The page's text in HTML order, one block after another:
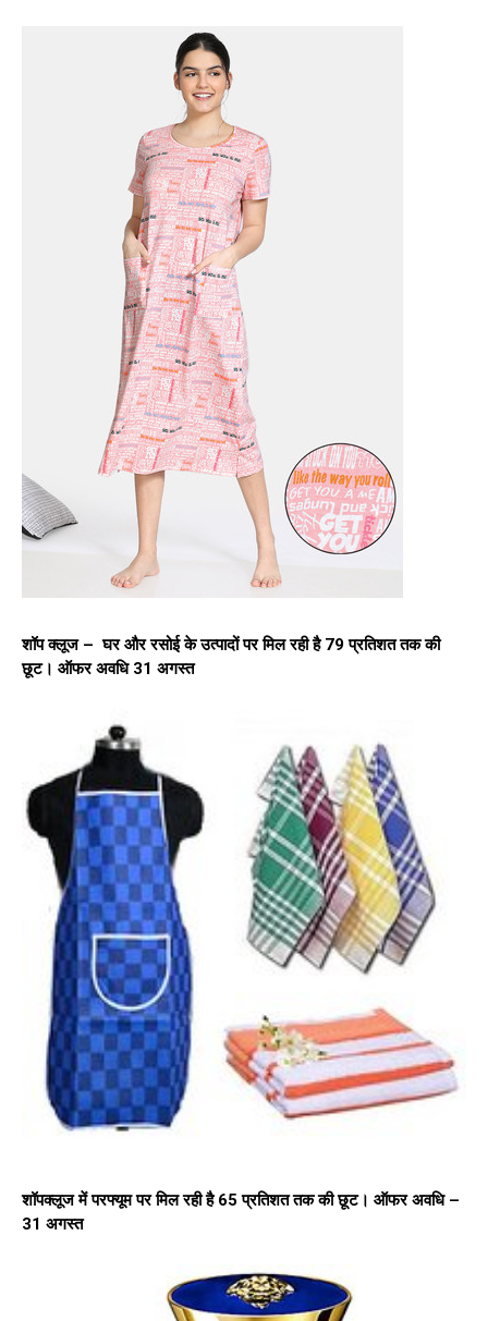
शॉप क्लूज – घर और रसोई के उत्पादों पर मिल रही है 79 प्रतिशत तक की
छूट। ऑफर अवधि 31 अगस्त
शॉपक्लूज में परफ्यूम पर मिल रही है 65 प्रतिशत तक की छूट। ऑफर अवधि –
31 अगस्त